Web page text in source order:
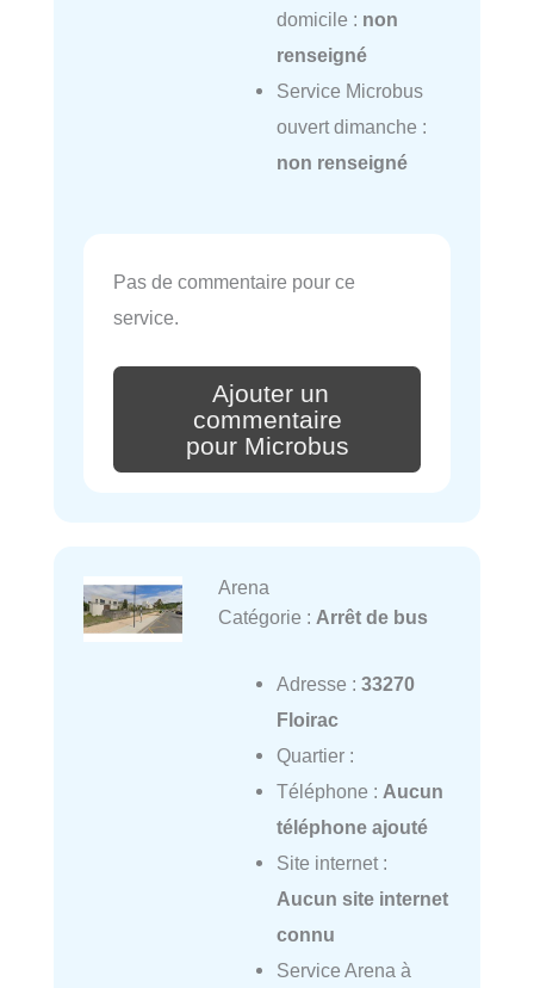
domicile : non
renseigné
Service Microbus
ouvert dimanche :
non renseigné
Pas de commentaire pour ce
service.
Ajouter un
commentaire
pour Microbus
Arena
Catégorie : Arrêt de bus
Adresse : 33270
Floirac
Quartier :
Téléphone : Aucun
téléphone ajouté
Site internet :
Aucun site internet
connu
Service Arena à